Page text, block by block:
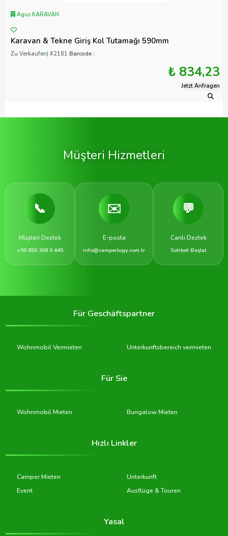
Agus KARAVAN
Karavan & Tekne Giriş Kol Tutamağı 590mm
Zu Verkaufen| #2181 Barcode :
₺ 834,23
Jetzt Anfragen
Müşteri Hizmetleri
📞
Müşteri Destek
+90 850 308 0 445
✉️
E-posta
info@camperlogy.com.tr
💬
Canlı Destek
Sohbet Başlat
Für Geschäftspartner
Wohnmobil Vermieten Unterkunftsbereich vermieten
Für Sie
Wohnmobil Mieten Bungalow Mieten
Hızlı Linkler
Camper Mieten
Unterkunft
Event
Ausflüge & Touren
Yasal